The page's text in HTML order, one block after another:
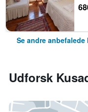
Se andre
Udforsk